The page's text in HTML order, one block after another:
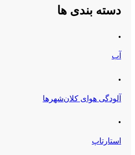
دسته بندی ها
.
آب
.
آلودگی هوای کلان‌شهرها
.
استارتاپ